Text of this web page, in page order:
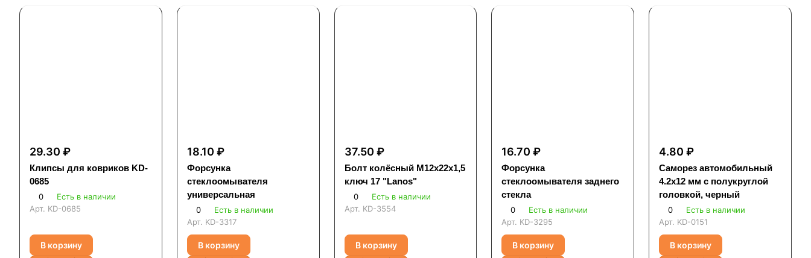
29.30 ₽
Клипсы для ковриков KD-
0685
0
Есть в наличии
Арт. KD-0685
В корзину
18.10 ₽
Форсунка
стеклоомывателя
универсальная
0
Есть в наличии
Арт. KD-3317
В корзину
37.50 ₽
Болт колёсный М12х22х1,5
ключ 17 "Lanos"
0
Есть в наличии
Арт. KD-3554
В корзину
16.70 ₽
Форсунка
стеклоомывателя заднего
стекла
0
Есть в наличии
Арт. KD-3295
В корзину
4.80 ₽
Саморез автомобильный
4.2x12 мм с полукруглой
головкой, черный
0
Есть в наличии
Арт. KD-0151
В корзину